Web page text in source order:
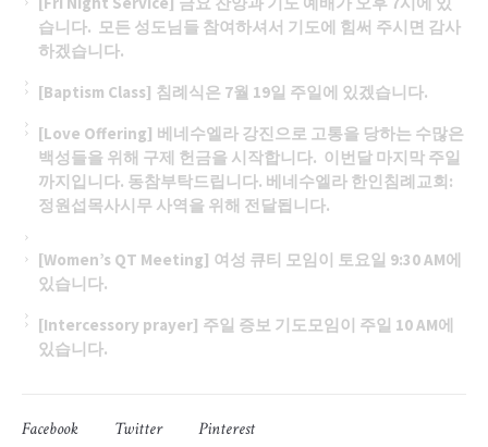
습니다. 모든 성도님들 참여하셔서 기도에 힘써 주시면 감사
하겠습니다.
[Baptism Class] 침례식은 7월 19일 주일에 있겠습니다.
[Love Offering] 베네수엘라 강진으로 고통을 당하는 수많은
백성들을 위해 구제 헌금을 시작합니다. 이번달 마지막 주일
까지입니다. 동참부탁드립니다. 베네수엘라 한인침례교회:
정원섭목사시무 사역을 위해 전달됩니다.
[Women’s QT Meeting] 여성 큐티 모임이 토요일 9:30 AM에
있습니다.
[Intercessory prayer] 주일 증보 기도모임이 주일 10 AM에
있습니다.
Facebook Twitter Pinterest